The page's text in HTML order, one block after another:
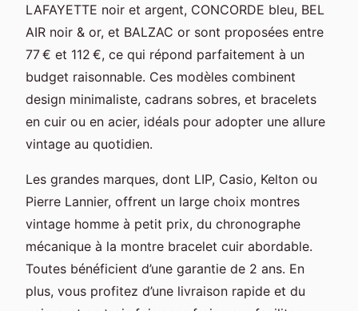
LAFAYETTE noir et argent, CONCORDE bleu, BEL
AIR noir & or, et BALZAC or sont proposées entre
77 € et 112 €, ce qui répond parfaitement à un
budget raisonnable. Ces modèles combinent
design minimaliste, cadrans sobres, et bracelets
en cuir ou en acier, idéals pour adopter une allure
vintage au quotidien.
Les grandes marques, dont LIP, Casio, Kelton ou
Pierre Lannier, offrent un large choix montres
vintage homme à petit prix, du chronographe
mécanique à la montre bracelet cuir abordable.
Toutes bénéficient d’une garantie de 2 ans. En
plus, vous profitez d’une livraison rapide et du